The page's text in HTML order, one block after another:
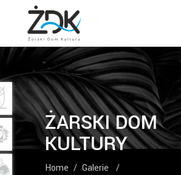
ŻARSKI DOM
KULTURY
Home / Galerie
/